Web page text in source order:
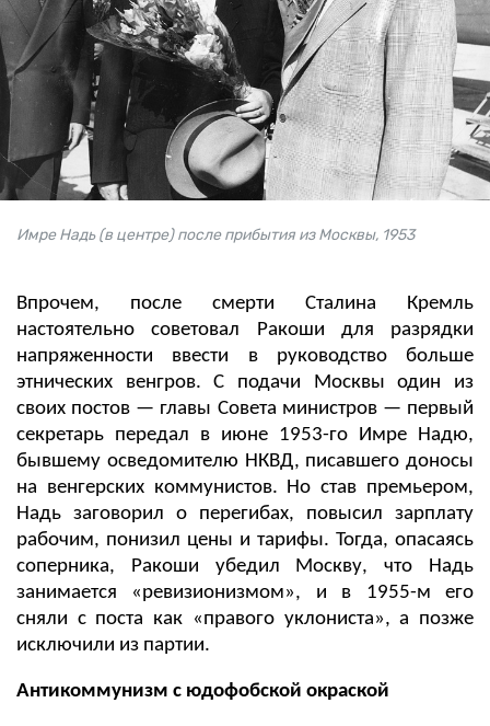
Имре Надь (в центре) после прибытия из Москвы, 1953
Впрочем, после смерти Сталина Кремль
настоятельно советовал Ракоши для разрядки
напряженности ввести в руководство больше
этнических венгров. С подачи Москвы один из
своих постов — главы Совета министров — первый
секретарь передал в июне 1953-го Имре Надю,
бывшему осведомителю НКВД, писавшего доносы
на венгерских коммунистов. Но став премьером,
Надь заговорил о перегибах, повысил зарплату
рабочим, понизил цены и тарифы. Тогда, опасаясь
соперника, Ракоши убедил Москву, что Надь
занимается «ревизионизмом», и в 1955-м его
сняли с поста как «правого уклониста», а позже
исключили из партии.
Антикоммунизм с юдофобской окраской